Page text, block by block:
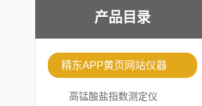
产品目录
精东APP黄页网站仪器
高锰酸盐指数测定仪